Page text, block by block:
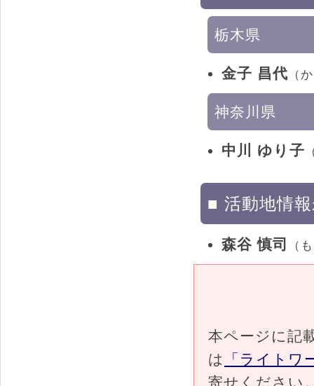
栃木県
金子 昌代 （
神奈川県
中川 ゆり子
■ 活動地情
森谷 慎司 （
本ページに記
は
「ライト
寄せください